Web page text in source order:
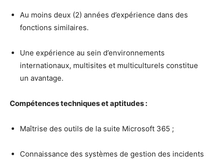
Au moins deux (2) années d’expérience dans des
fonctions similaires.
Une expérience au sein d’environnements
internationaux, multisites et multiculturels constitue
un avantage.
Compétences techniques et aptitudes :
Maîtrise des outils de la suite Microsoft 365 ;
Connaissance des systèmes de gestion des incidents